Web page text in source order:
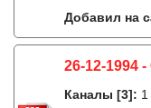
Добавил на
26-12-1994 -
Каналы [3]: